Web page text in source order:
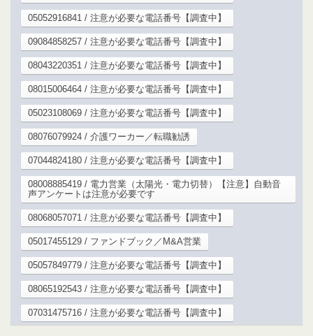
05052916841 / 注意が必要な電話番号【調査中】
09084858257 / 注意が必要な電話番号【調査中】
08043220351 / 注意が必要な電話番号【調査中】
08015006464 / 注意が必要な電話番号【調査中】
05023108069 / 注意が必要な電話番号【調査中】
08076079924 / 介護ワーカー／転職勧誘
07044824180 / 注意が必要な電話番号【調査中】
08008885419 / 電力営業（太陽光・電力切替）【注意】自動音
声アンケートは注意が必要です
08068057071 / 注意が必要な電話番号【調査中】
05017455129 / ファンドブック／M&A営業
05057849779 / 注意が必要な電話番号【調査中】
08065192543 / 注意が必要な電話番号【調査中】
07031475716 / 注意が必要な電話番号【調査中】